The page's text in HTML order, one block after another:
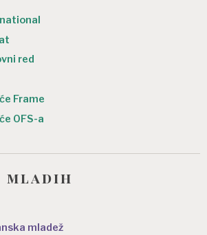
red
Frame
OFS-a
mladih
mladež